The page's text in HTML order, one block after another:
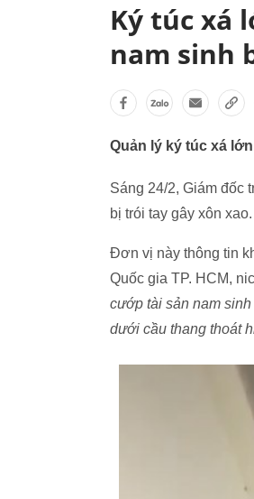
Ký túc xá
nam sinh
Quản lý ký túc xá
Sáng 24/2, Giám đốc
bị trói tay gây xôn xao.
Đơn vị này thông tin
Quốc gia TP. HCM,
cướp tài sản nam
dưới cầu thang thoát